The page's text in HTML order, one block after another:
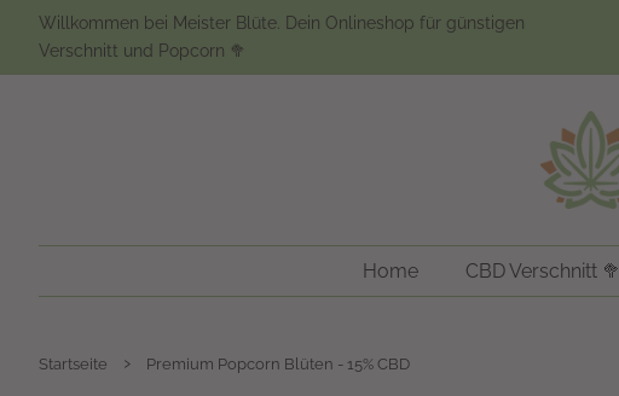
Willkommen bei Meister Blüte. Dein Onlineshop für günstigen
Verschnitt und Popcorn 🥦
Home CBD Verschnitt 🥦
Startseite › Premium Popcorn Blüten - 15% CBD